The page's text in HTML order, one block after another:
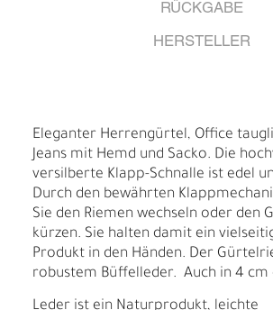
RÜCKGABE
HERSTELLER
Eleganter Herrengürtel, Office
Jeans mit Hemd und Sacko. Die
versilberte Klapp-Schnalle ist edel
Durch den bewährten
Sie den Riemen wechseln oder den
kürzen. Sie halten damit ein
Produkt in den Händen. Der
robustem Büffelleder. Auch in 4 cm
Leder ist ein Naturprodukt, leichte